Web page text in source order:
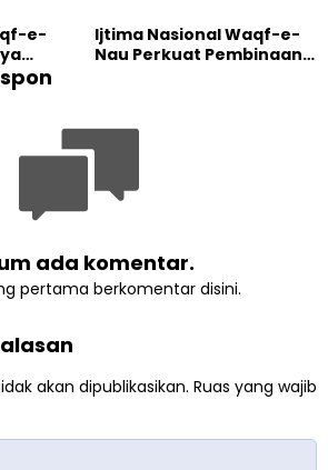
Dunia
e-
Ijtima Nasional Waqf-e-
Nau Perkuat Pembinaan
ada komentar.
pertama berkomentar disini.
akan dipublikasikan. Ruas yang wajib